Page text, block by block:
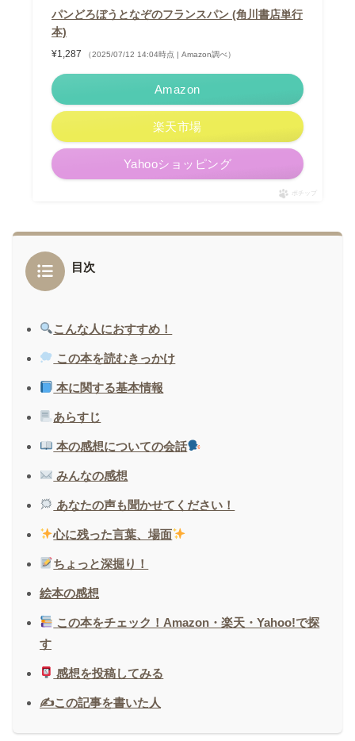
パンどろぼうとなぞのフランスパン (角川書店単行
本)
¥1,287 （2025/07/12 14:04時点 | Amazon調べ）
Amazon
楽天市場
Yahooショッピング
ポチップ
目次
こんな人におすすめ！
この本を読むきっかけ
本に関する基本情報
あらすじ
本の感想についての会話
みんなの感想
あなたの声も聞かせてください！
心に残った言葉、場面
ちょっと深掘り！
絵本の感想
この本をチェック！Amazon・楽天・Yahoo!で探
す
感想を投稿してみる
✍️この記事を書いた人